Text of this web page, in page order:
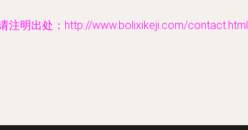
注明出处：http://www.bolixikeji.com/contact.html